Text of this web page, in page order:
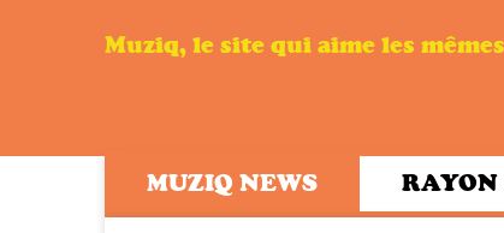
Muziq, le site qui aime les
MUZIQ NEWS RAYON